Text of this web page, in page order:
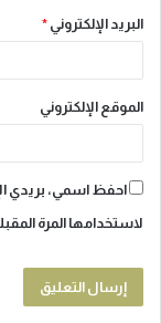
البريد الإلكتروني *
الموقع الإلكتروني
احفظ اسمي، بريدي
لاستخدامها المرة